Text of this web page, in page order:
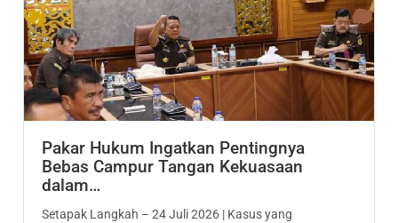
Pakar Hukum Ingatkan Pentingnya
Bebas Campur Tangan Kekuasaan
dalam…
Setapak Langkah – 24 Juli 2026 | Kasus yang